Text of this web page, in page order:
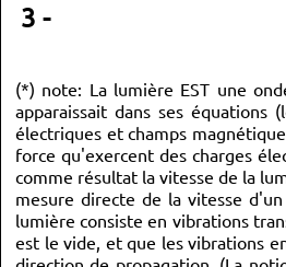
3 -
(*) note: La lumière EST une
apparaissait dans ses
électriques et champs
force qu'exercent des charges
comme résultat la vitesse de la
mesure directe de la vitesse
lumière consiste en vibrations
est le vide, et que les vibrations